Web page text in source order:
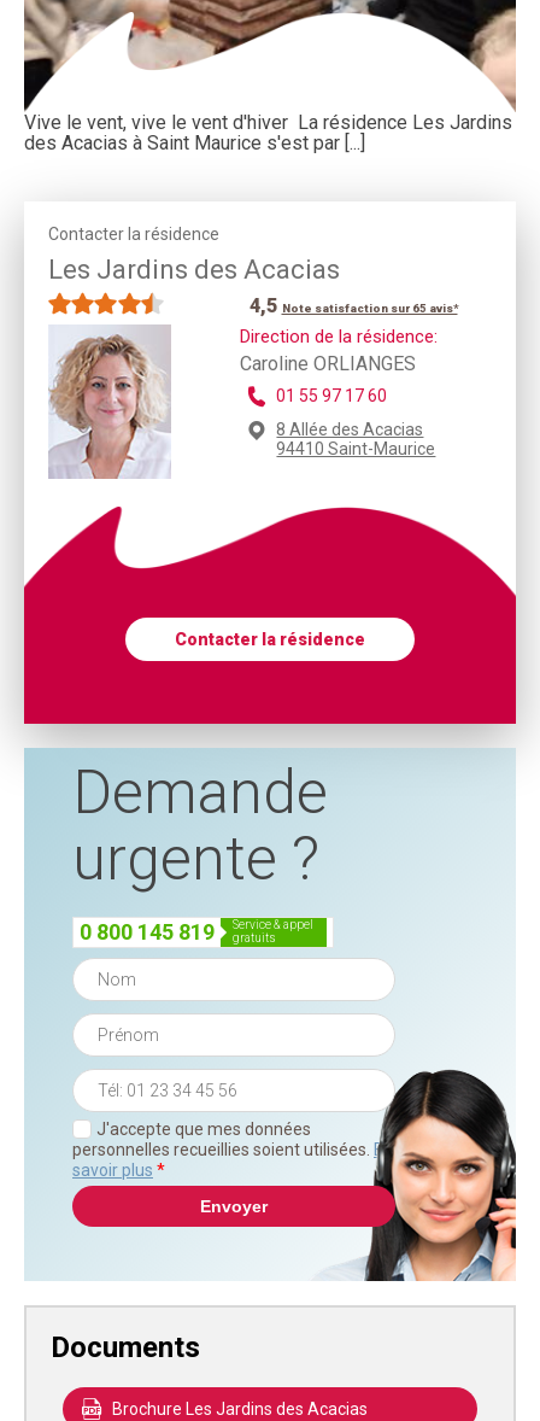
Vive le vent, vive le vent d'hiver La résidence Les Jardins
des Acacias à Saint Maurice s'est par [...]
Contacter la résidence
Les Jardins des Acacias
4,5 Note satisfaction sur 65 avis*
Direction de la résidence:
Caroline ORLIANGES
01 55 97 17 60
8 Allée des Acacias
94410 Saint-Maurice
Contacter la résidence
Demande
urgente ?
0 800 145 819
service & appel
gratuits
J'accepte que mes données
personnelles recueillies soient utilisées. En
savoir plus *
Documents
Brochure Les Jardins des Acacias